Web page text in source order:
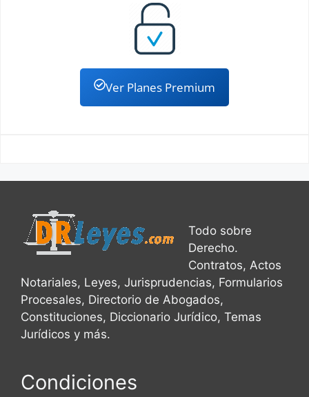
Ver Planes Premium
Todo sobre
Derecho.
Contratos, Actos
Notariales, Leyes, Jurisprudencias, Formularios
Procesales, Directorio de Abogados,
Constituciones, Diccionario Jurídico, Temas
Jurídicos y más.
Condiciones